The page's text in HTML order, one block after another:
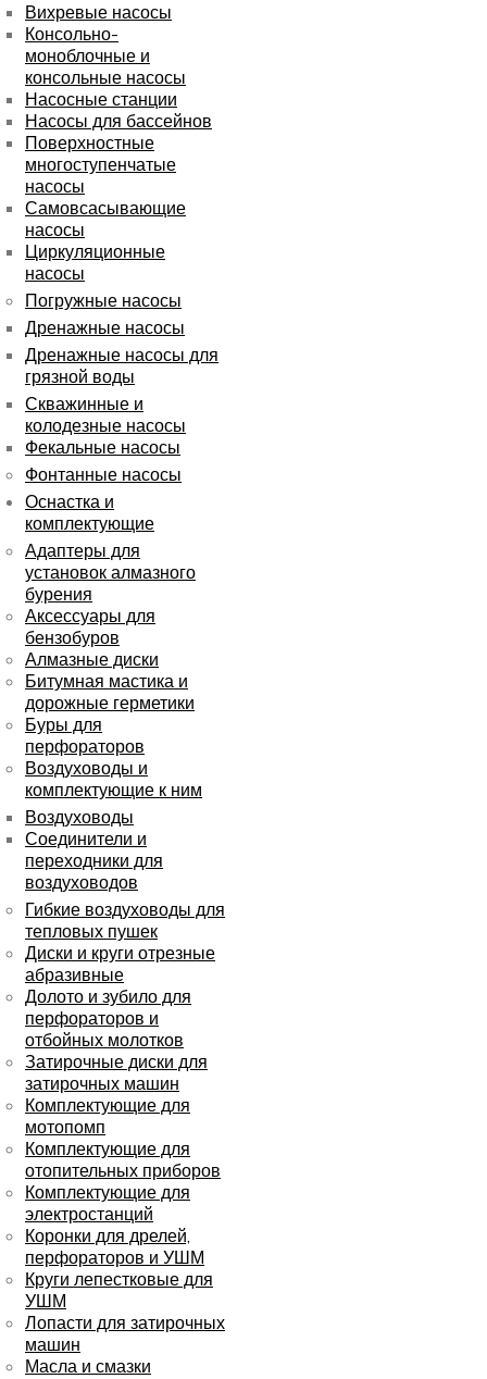
Вихревые насосы
Консольно-
моноблочные и
консольные насосы
Насосные станции
Насосы для бассейнов
Поверхностные
многоступенчатые
насосы
Самовсасывающие
насосы
Циркуляционные
насосы
Погружные насосы
Дренажные насосы
Дренажные насосы для
грязной воды
Скважинные и
колодезные насосы
Фекальные насосы
Фонтанные насосы
Оснастка и
комплектующие
Адаптеры для
установок алмазного
бурения
Аксессуары для
бензобуров
Алмазные диски
Битумная мастика и
дорожные герметики
Буры для
перфораторов
Воздуховоды и
комплектующие к ним
Воздуховоды
Соединители и
переходники для
воздуховодов
Гибкие воздуховоды для
тепловых пушек
Диски и круги отрезные
абразивные
Долото и зубило для
перфораторов и
отбойных молотков
Затирочные диски для
затирочных машин
Комплектующие для
мотопомп
Комплектующие для
отопительных приборов
Комплектующие для
электростанций
Коронки для дрелей,
перфораторов и УШМ
Круги лепестковые для
УШМ
Лопасти для затирочных
машин
Масла и смазки